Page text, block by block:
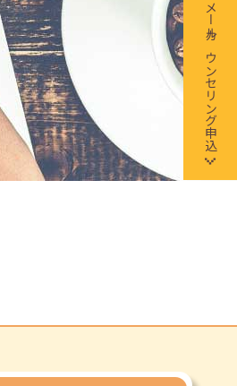
メールカウンセリング申込